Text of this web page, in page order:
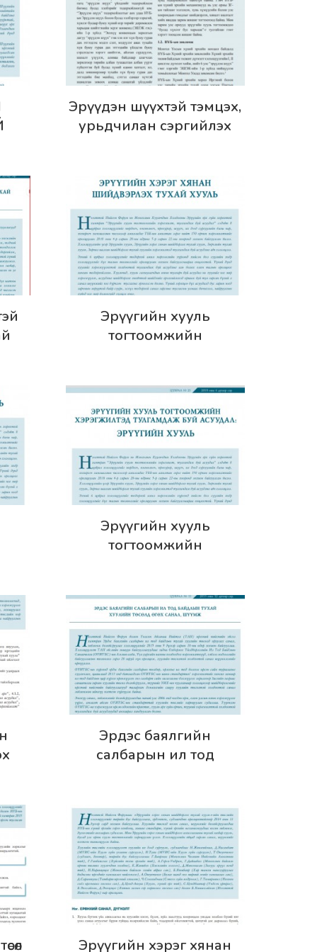
Дэлгэрэнгүй
Эрүүдэн шүүхтэй тэмцэх,
урьдчилан сэргийлэх
Дэлгэрэнгүй
Эрүүгийн хууль
тогтоомжийн
шалган шийдвэрлэх
тухай хууль
Дэлгэрэнгүй
Эрүүгийн хууль
тогтоомжийн
хууль
Дэлгэрэнгүй
Эрдэс баялгийн
салбарын ил тод
Дэлгэрэнгүй
Эрүүгийн хэрэг хянан